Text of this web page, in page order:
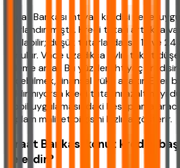
Ziraat Bankası ihtiyaç kredisi genel
sınırlandırılmıştır. Kredi tutarı arttıkça
kısalabilir; düşük tutarlarda ise 12 ve
sunulur. Vade uzadıkça aylık taksit
ödeme artar. Bu yüzden ihtiyaç
seçebilmek, finansal yükü azaltır. Eğer
kaldırmıyorsa kredi tutarını azaltmayı
mobil uygulamasındaki hesaplama
toplam maliyet bilgisini hızlıca gösterir.
Ziraat Bankası konut kredisi
nelerdir?